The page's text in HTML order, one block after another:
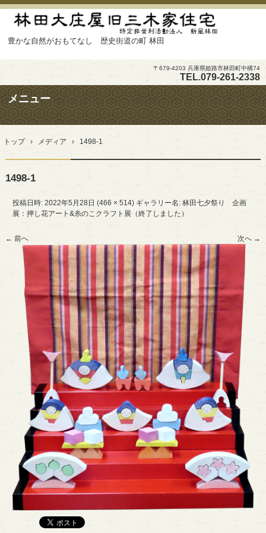
豊かな自然がおもてなし 歴史街道の町 林田
TEL.079-261-2338
〒679-4203 兵庫県姫路市林田町中構74
メニュー
コ
テ
へ
トップ › メディア › 1498-1
1498-1
投稿日時: 2022年5月28日 (466 × 514) ギャラリー名: 林田七夕祭り 企画
展：押し花アート&糸のこクラフト展（終了しました）
← 前へ 次へ →